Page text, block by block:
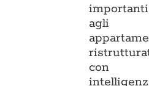
importanti
agli
con